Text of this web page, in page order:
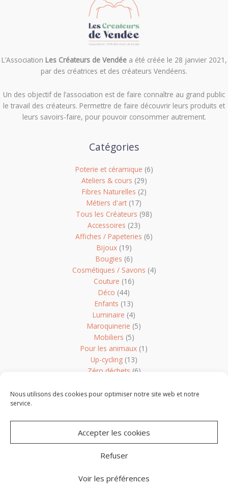
Nous utilisons des cookies pour optimiser notre site web et notre
service.
Accepter les cookies
Refuser
Voir les préférences
L’Association Les Créateurs de Vendée a été créée le 28 janvier 2021,
par des créatrices et des créateurs Vendéens.
Un des objectif de l’association est de faire connaître au grand public
le travail des créateurs. Permettre de faire découvrir leurs produits et
leurs savoirs-faire, pour pouvoir consommer autrement.
Catégories
Poterie et céramique (6)
Ateliers & cours (29)
Fibres Naturelles (2)
Métiers d'art (17)
Tous les Créateurs (98)
Accessoires (23)
Affiches / Papeteries (6)
Bijoux(19)
Bougies (6)
Cosmétiques / Savons (4)
Couture (16)
Déco (44)
Enfants (13)
Luminaire (4)
Maroquinerie (5)
Mobiliers (5)
Pour les animaux (1)
Up-cycling (13)
Zéro déchets (6)
Copyright © 2026 Les Créateurs de Vendée -